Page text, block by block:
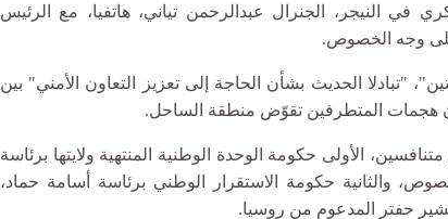
في النيجر، الجنرال عبدالرحمن تياني، هاتفيا، مع الرئيس
على وجه الخصوص.
"تبادلا الحديث بشأن الحاجة إلى تعزيز التعاون الأمني" بين
أن هجمات المتطرفين تقوّض منطقة الساحل.
الأولى حكومة الوحدة الوطنية المنتهية ولايتها برئاسة
والثانية حكومة الاستقرار الوطني برئاسة أسامة حماد،
حفتر المدعوم من روسيا.